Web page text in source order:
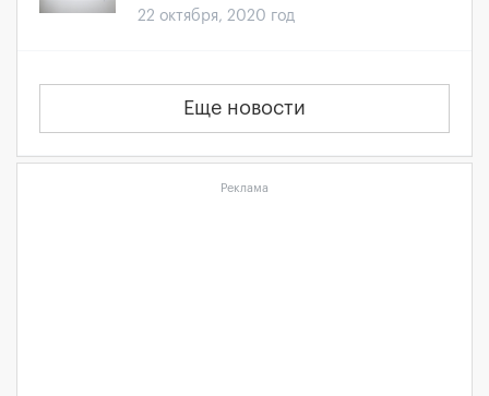
22 октября, 2020 год
Еще новости
Реклама